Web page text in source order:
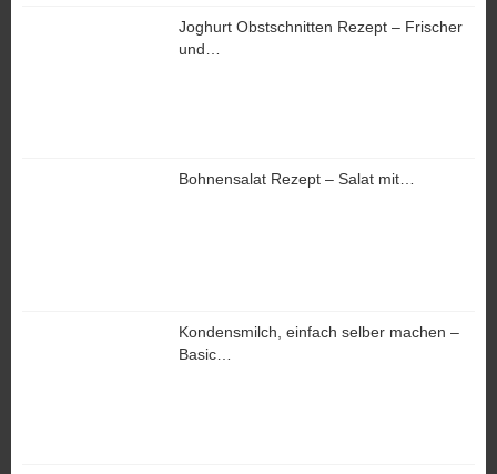
Joghurt Obstschnitten Rezept – Frischer
und…
Bohnensalat Rezept – Salat mit…
Kondensmilch, einfach selber machen –
Basic…